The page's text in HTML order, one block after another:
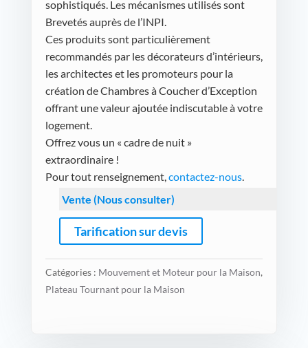
sophistiqués. Les mécanismes utilisés sont
Brevetés auprès de l’INPI.
Ces produits sont particulièrement
recommandés par les décorateurs d’intérieurs,
les architectes et les promoteurs pour la
création de Chambres à Coucher d’Exception
offrant une valeur ajoutée indiscutable à votre
logement.
Offrez vous un « cadre de nuit »
extraordinaire !
Pour tout renseignement,contactez-nous.
Vente (Nous consulter)
Tarification sur devis
Catégories : Mouvement et Moteur pour la Maison,
Plateau Tournant pour la Maison